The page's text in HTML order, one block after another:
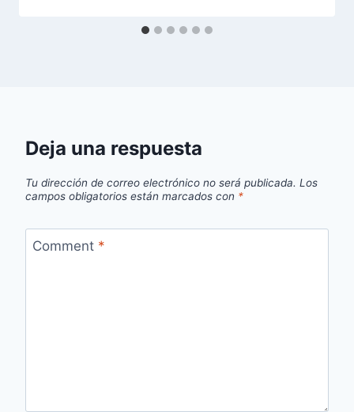
Deja una respuesta
Tu dirección de correo electrónico no será publicada. Los
campos obligatorios están marcados con *
Comment *